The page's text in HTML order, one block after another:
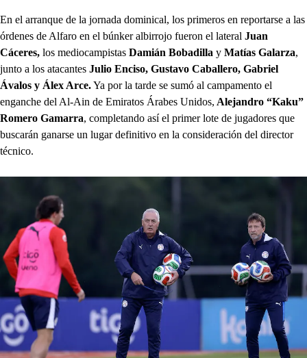
En el arranque de la jornada dominical, los primeros en reportarse a las
órdenes de Alfaro en el búnker albirrojo fueron el lateral Juan
Cáceres, los mediocampistas Damián Bobadilla y Matías Galarza,
junto a los atacantes Julio Enciso, Gustavo Caballero, Gabriel
Ávalos y Álex Arce.Ya por la tarde se sumó al campamento el
enganche del Al-Ain de Emiratos Árabes Unidos, Alejandro “Kaku”
Romero Gamarra, completando así el primer lote de jugadores que
buscarán ganarse un lugar definitivo en la consideración del director
técnico.